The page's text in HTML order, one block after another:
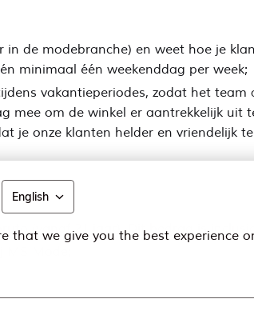
English
that we give you the best experience
in de modebranche) en weet hoe je
minimaal één weekenddag per week;
vakantieperiodes, zodat het
mee om de winkel er aantrekkelijk uit
je onze klanten helder en vriendelijk
(vanaf 21 jaar). Dit bedrag is
Mode;